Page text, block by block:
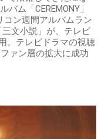
ム「CEREMONY」
コン週間アルバムラン
文小説」が、テレビ
。テレビドラマの視聴
ァン層の拡大に成功